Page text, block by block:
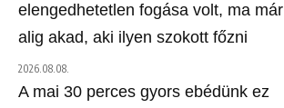
elengedhetetlen fogása volt, ma már
alig akad, aki ilyen szokott főzni
2026.08.08.
A mai 30 perces gyors ebédünk ez